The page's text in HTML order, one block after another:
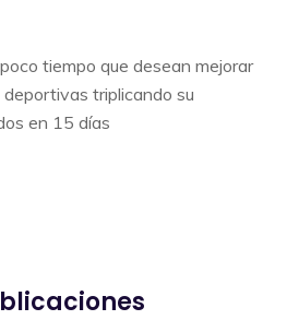
tiempo que desean mejorar
triplicando su
en 15 días